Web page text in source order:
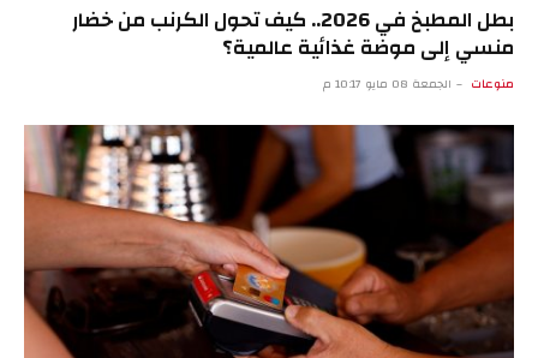
بطل المطبخ في 2026.. كيف تحول الكرنب من خضار
منسي إلى موضة غذائية عالمية؟
منوعات الجمعة 08 مايو 10:17 م